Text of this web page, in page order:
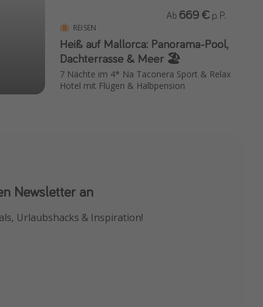
REISEN
Heiß auf Mallorca: Panorama-Pool,
Dachterrasse & Meer 🏖️
7 Nächte im 4* Na Taconera Sport & Relax
Hotel mit Flügen & Halbpension
Ab 669 € p. P.
Newsletter an
Urlaubshacks & Inspiration!
als Erstes.